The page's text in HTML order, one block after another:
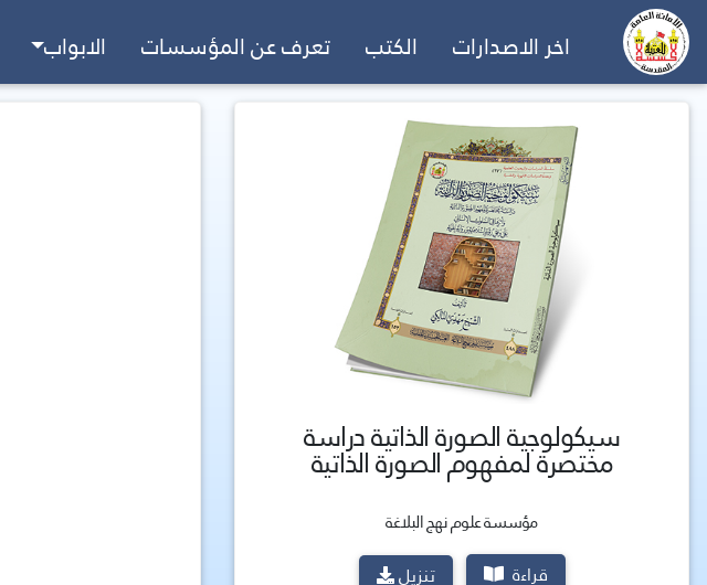
اخر الاصدارات الكتب تعرف عن المؤسسات الابواب
سيكولوجية الصورة الذاتية دراسة
مختصرة لمفهوم الصورة الذاتية
مؤسسة علوم نهج البلاغة
قراءة
تنزيل